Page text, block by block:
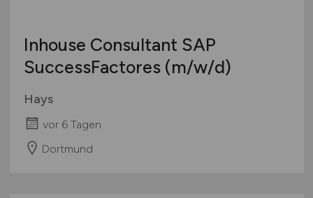
Inhouse Consultant SAP
SuccessFactores (m/w/d)
Hays
vor 6 Tagen
Dortmund